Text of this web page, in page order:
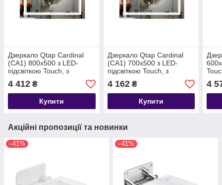
Дзеркало Qtap Cardinal
(CA1) 800х500 з LED-
підсвіткою Touch, з
антизапотіванням, з
димером, рег. кольору.
4 412 ₴
Купити
Дзеркало Qtap Cardinal
(CA1) 700х500 з LED-
підсвіткою Touch, з
антизапотіванням, з
димером, рег. кольору.
4 162₴
Купити
4
Акційні пропозиції та новинки
–41% –41%